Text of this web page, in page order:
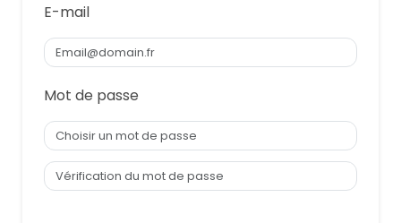
E-mail
Mot de passe